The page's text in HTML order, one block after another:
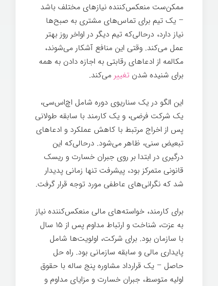
ممکن‌ست منعکس‌کننده نیازهای مختلف باشد
– یک تیم برای تماس‌های مشتری به صبح‌ها
نیاز دارد، درحالی‌که تیم دیگر در اواخر روز بهتر
عمل می‌کند. وقتی این منافع آشکار می‌شوند،
مکالمه از ادعاهای رقابتی به اجازه دادن به همه
برای شنیده شدن تغییر می‌کند.
این الگو در یک سناریوی دوره شامل اچ‌اس‌سی،
یک شرکت فرضی، و یک کارمند با سابقه طولانی
پس از اخراج مرتبط با کاهش عملکرد و ادعاهای
تبعیض سنی، ظاهر می‌شود. درحالی‌که این
درگیری در ابتدا بر روی جبران خسارت و ریسک
قانونی متمرکز بود، پیشرفت تنها زمانی پدیدار
شد که نگرانی‌های عاطفی مورد توجه قرار گرفت.
برای کارمند، خواسته‌های مالی منعکس‌کننده نیاز
به عزت، شناخت و ارتباط مداوم پس از ۱۵ سال
با سازمان بود. برای شرکت، اولویت‌ها شامل
پایداری مالی و سابقه سازمانی بود. راه حل
حاصل – یک قرارداد مشاوره پنج ساله با حقوق
اولیه متوسط، جبران خسارت و مزایای مداوم و